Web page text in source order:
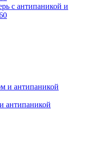
с антипаникой и
антипаникой